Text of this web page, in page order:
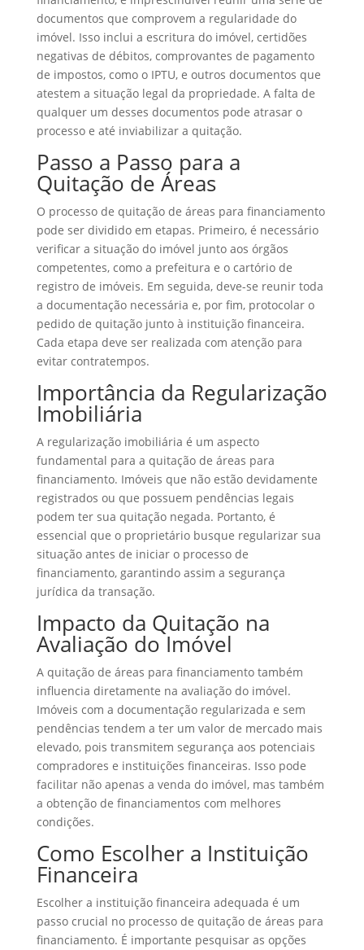
documentos que comprovem a regularidade do
imóvel. Isso inclui a escritura do imóvel, certidões
negativas de débitos, comprovantes de pagamento
de impostos, como o IPTU, e outros documentos que
atestem a situação legal da propriedade. A falta de
qualquer um desses documentos pode atrasar o
processo e até inviabilizar a quitação.
Passo a Passo para a
Quitação de Áreas
O processo de quitação de áreas para financiamento
pode ser dividido em etapas. Primeiro, é necessário
verificar a situação do imóvel junto aos órgãos
competentes, como a prefeitura e o cartório de
registro de imóveis. Em seguida, deve-se reunir toda
a documentação necessária e, por fim, protocolar o
pedido de quitação junto à instituição financeira.
Cada etapa deve ser realizada com atenção para
evitar contratempos.
Importância da Regularização
Imobiliária
A regularização imobiliária é um aspecto
fundamental para a quitação de áreas para
financiamento. Imóveis que não estão devidamente
registrados ou que possuem pendências legais
podem ter sua quitação negada. Portanto, é
essencial que o proprietário busque regularizar sua
situação antes de iniciar o processo de
financiamento, garantindo assim a segurança
jurídica da transação.
Impacto da Quitação na
Avaliação do Imóvel
A quitação de áreas para financiamento também
influencia diretamente na avaliação do imóvel.
Imóveis com a documentação regularizada e sem
pendências tendem a ter um valor de mercado mais
elevado, pois transmitem segurança aos potenciais
compradores e instituições financeiras. Isso pode
facilitar não apenas a venda do imóvel, mas também
a obtenção de financiamentos com melhores
condições.
Como Escolher a Instituição
Financeira
Escolher a instituição financeira adequada é um
passo crucial no processo de quitação de áreas para
financiamento. É importante pesquisar as opções